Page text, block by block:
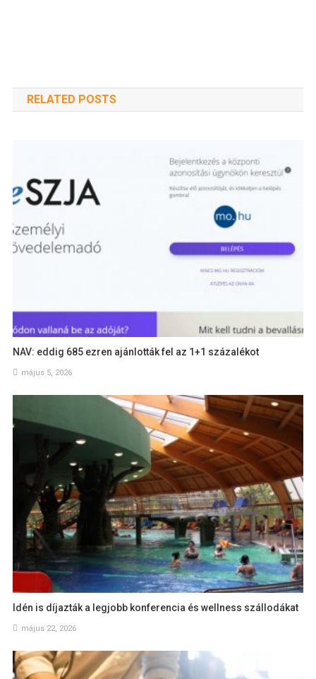
RELATED POSTS
NAV: eddig 685 ezren ajánlották fel az 1+1 százalékot
május 5, 2026
Idén is díjazták a legjobb konferencia és wellness szállodákat
május 22, 2026